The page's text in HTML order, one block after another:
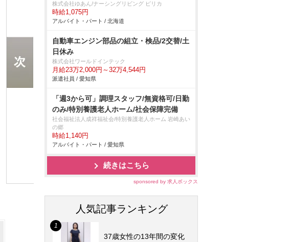
株式会社ゆあん/ナーシングリビング ピリカ
時給1,075円
アルバイト・パート / 北海道
自動車エンジン部品の組立・検品/2交替/土
日休み
株式会社ワールドインテック
月給23万2,000円～32万4,544円
派遣社員 / 愛知県
「週3から可」調理スタッフ/無資格可/日勤
のみ/特別養護老人ホーム/社会保障完備
社会福祉法人成祥福祉会/特別養護老人ホーム 岩崎あい
の郷
時給1,140円
アルバイト・パート / 愛知県
続きはこちら
sponsored by 求人ボックス
人気記事ランキング
37歳女性の13年間の変化